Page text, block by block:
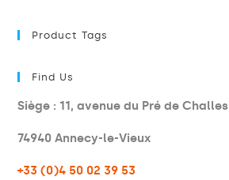
Product Tags
Find Us
Siège : 11, avenue du Pré de Challes
74940 Annecy-le-Vieux
+33 (0)4 50 02 39 53